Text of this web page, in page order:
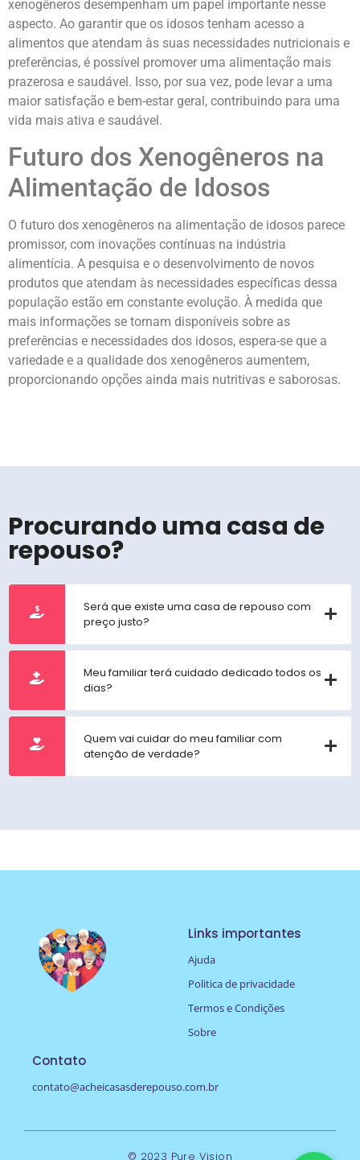
xenogêneros desempenham um papel importante nesse
aspecto. Ao garantir que os idosos tenham acesso a
alimentos que atendam às suas necessidades nutricionais e
preferências, é possível promover uma alimentação mais
prazerosa e saudável. Isso, por sua vez, pode levar a uma
maior satisfação e bem-estar geral, contribuindo para uma
vida mais ativa e saudável.
Futuro dos Xenogêneros na
Alimentação de Idosos
O futuro dos xenogêneros na alimentação de idosos parece
promissor, com inovações contínuas na indústria
alimentícia. A pesquisa e o desenvolvimento de novos
produtos que atendam às necessidades específicas dessa
população estão em constante evolução. À medida que
mais informações se tornam disponíveis sobre as
preferências e necessidades dos idosos, espera-se que a
variedade e a qualidade dos xenogêneros aumentem,
proporcionando opções ainda mais nutritivas e saborosas.
Procurando uma casa de
repouso?
Será que existe uma casa de repouso com
preço justo?
Meu familiar terá cuidado dedicado todos os
dias?
Quem vai cuidar do meu familiar com
atenção de verdade?
Links importantes
Ajuda
Politica de privacidade
Termos e Condições
Sobre
Contato
contato@acheicasasderepouso.com.br
© 2023 Pure Vision